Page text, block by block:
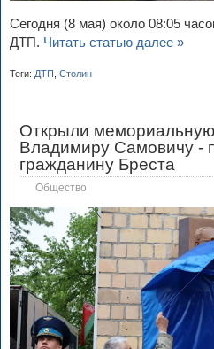
Сегодня (8 мая) около 08:05
ДТП. Читать статью далее »
Теги: ДТП Столин
Открыли
Владимиру Самовичу -
гражданину Бреста
Общество